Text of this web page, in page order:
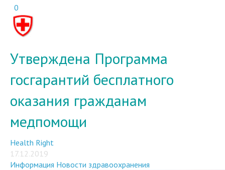
0
Утверждена Программа
госгарантий бесплатного
оказания гражданам
медпомощи
Health Right
17.12.2019
Информация Новости здравоохранения